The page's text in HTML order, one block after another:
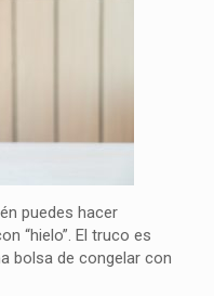
puedes hacer
“hielo”. El truco es
bolsa de congelar con